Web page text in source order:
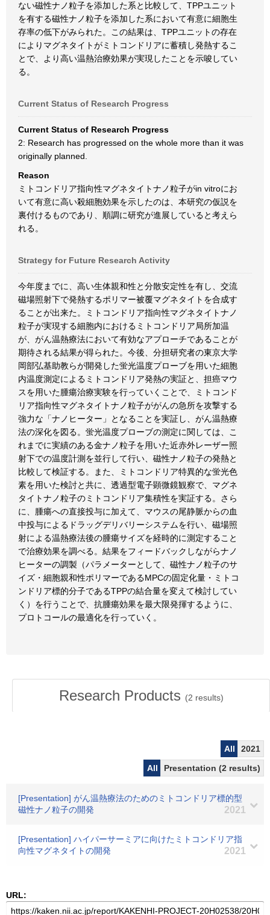
ない磁性ナノ粒子を添加した系と比較して、TPPユニット
を有する磁性ナノ粒子を添加した系において有意に細胞生
存率の低下がみられた。この結果は、TPPユニットの存在
によりマグネタイトがミトコンドリアに蓄積し発熱するこ
とで、より高い温熱治療効果が実現したことを示唆してい
る。
Current Status of Research Progress
Current Status of Research Progress
2: Research has progressed on the whole more than it was
originally planned.
Reason
ミトコンドリア指向性マグネタイトナノ粒子がin vitroにお
いて有意に高い殺細胞効果を示したのは、本研究の仮説を
裏付けるものであり、順調に研究が進展していると考えら
れる。
Strategy for Future Research Activity
今年度までに、高い生体親和性と分散安定性を有し、交流
磁場照射下で発熱するポリマー被覆マグネタイトを合成す
ることが出来た。ミトコンドリア指向性マグネタイトナノ
粒子が実現する細胞内におけるミトコンドリア局所加温
が、がん温熱療法において有効なアプローチであることが
期待される結果が得られた。今後、分担研究者の東京大学
岡部弘基助教らが開発した蛍光温度プローブを用いた細胞
内温度測定によるミトコンドリア発熱の実証と、担癌マウ
スを用いた腫瘍治療実験を行っていくことで、ミトコンド
リア指向性マグネタイトナノ粒子ががんの急所を攻撃する
強力な「ナノヒーター」となることを実証し、がん温熱療
法の深化を図る。蛍光温度プローブの測定に関しては、こ
れまでに実績のある金ナノ粒子を用いた近赤外レーザー照
射下での温度計測を並行して行い、磁性ナノ粒子の発熱と
比較して検証する。また、ミトコンドリア特異的な蛍光色
素を用いた検討と共に、透過型電子顕微鏡観察で、マグネ
タイトナノ粒子のミトコンドリア集積性を実証する。さら
に、腫瘍への直接投与に加えて、マウスの尾静脈からの血
中投与によるドラッグデリバリーシステムを行い、磁場照
射による温熱療法後の腫瘍サイズを経時的に測定すること
で治療効果を調べる。結果をフィードバックしながらナノ
ヒーターの調製（パラメーターとして、磁性ナノ粒子のサ
イズ・細胞親和性ポリマーであるMPCの固定化量・ミトコ
ンドリア標的分子であるTPPの結合量を変えて検討してい
く）を行うことで、抗腫瘍効果を最大限発揮するように、
プロトコールの最適化を行っていく。
Research Products (2 results)
All
2021
All
Presentation (2 results)
[Presentation] がん温熱療法のためのミトコンドリア標的型
磁性ナノ粒子の開発
2021
[Presentation] ハイパーサーミアに向けたミトコンドリア指
向性マグネタイトの開発
2021
URL: